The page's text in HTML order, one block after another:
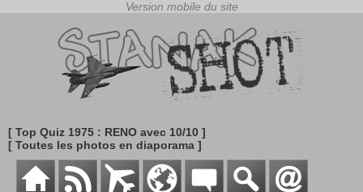
[ Top Quiz 1975 : RENO avec 10/10 ]
[ Toutes les photos en diaporama ]